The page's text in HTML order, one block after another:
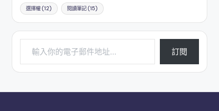
選擇權 (12) 閱讀筆記(15)
輸入你的電子郵件地址…
訂閱